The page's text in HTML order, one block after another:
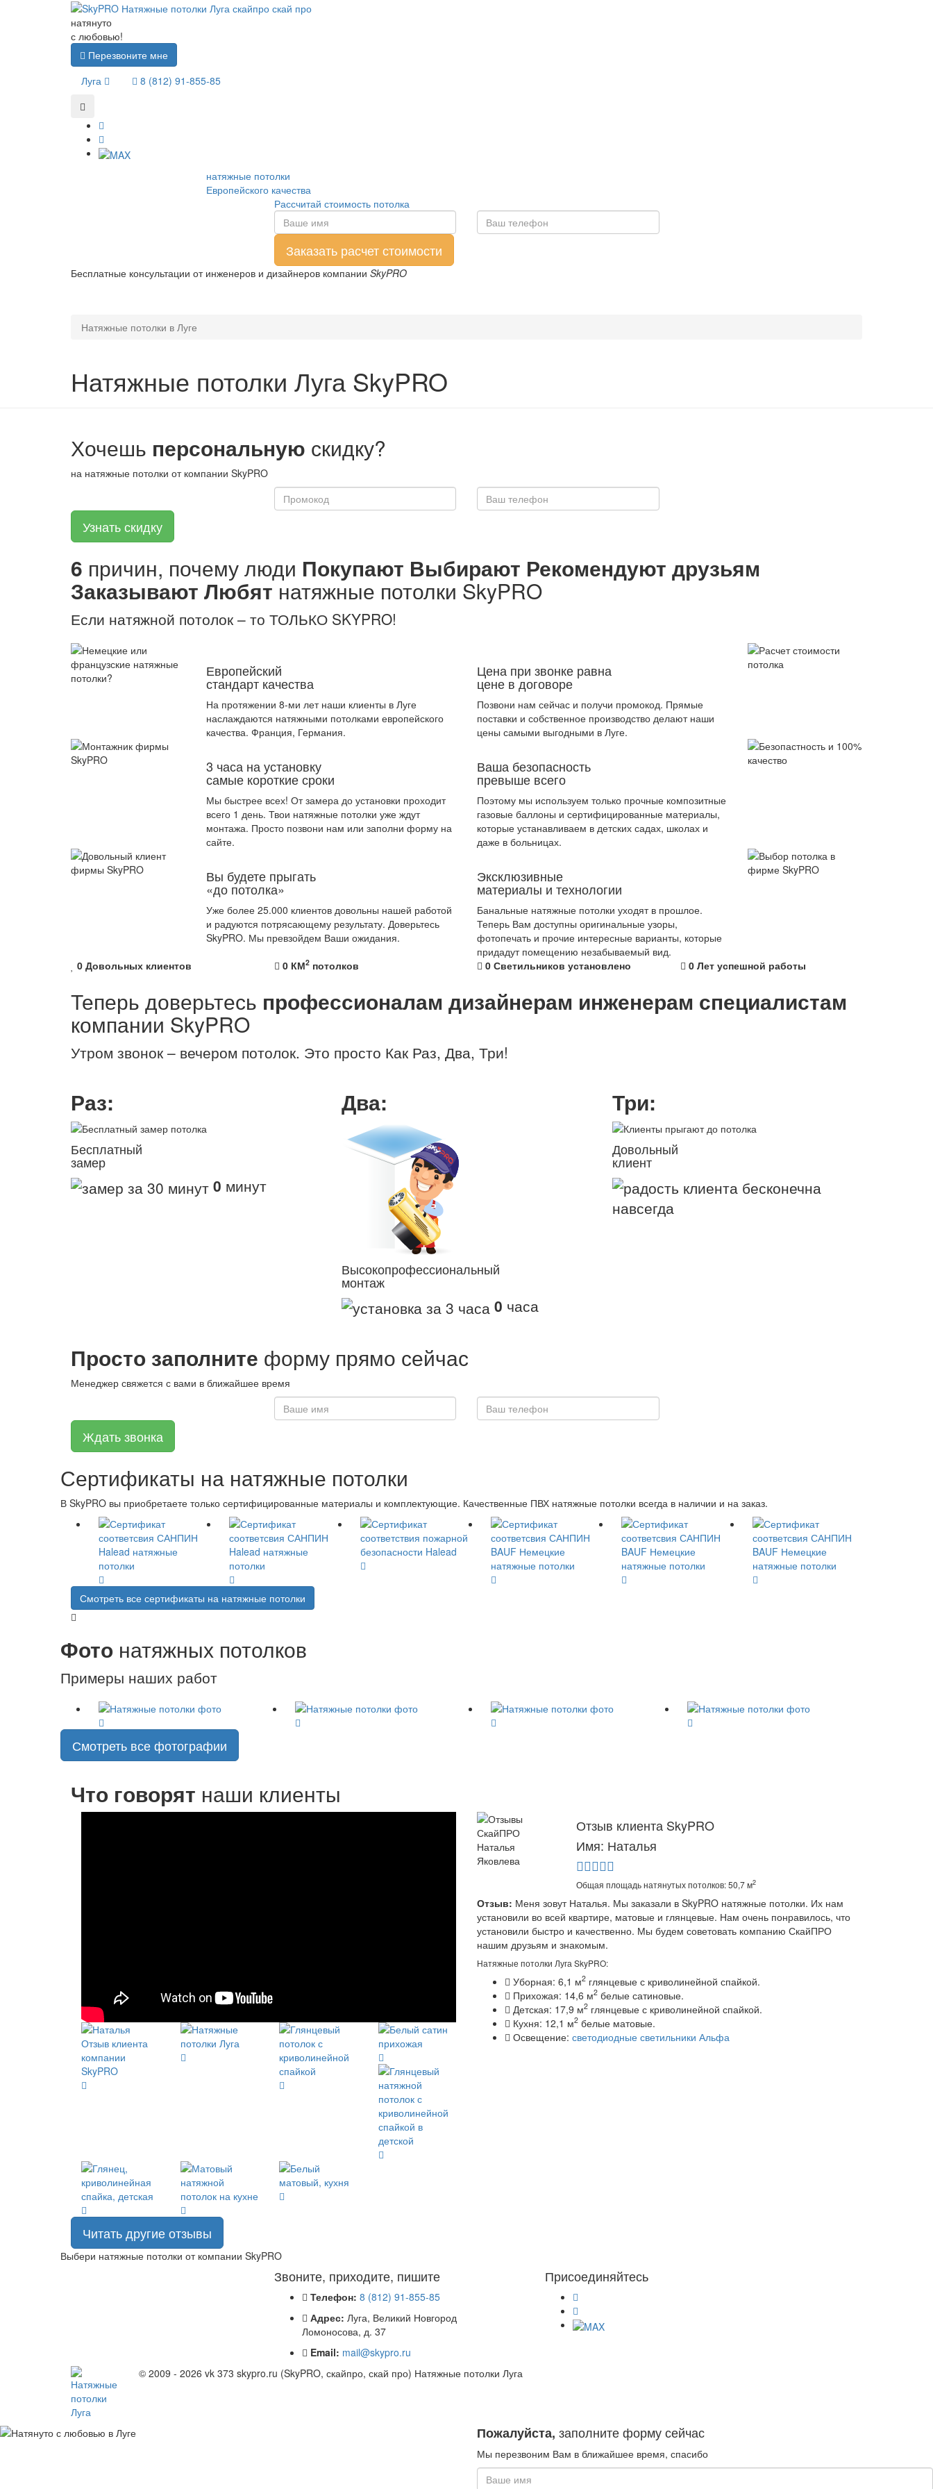
натянуто
с любовью!
Перезвоните мне
Луга
8 (812) 91-855-85
натяжные потолки
Европейского качества
Рассчитай стоимость потолка
Бесплатные консультации от инженеров и дизайнеров компании SkyPRO
Натяжные потолки в Луге
Натяжные потолки Луга SkyPRO
Хочешь персональную скидку?
на натяжные потолки от компании SkyPRO
6 причин, почему люди Покупают Выбирают Рекомендуют друзьям
Заказывают Любят натяжные потолки SkyPRO
Если натяжной потолок – то ТОЛЬКО SKYPRO!
Европейский
стандарт качества
На протяжении 8-ми лет наши клиенты в Луге
наслаждаются натяжными потолками европейского
качества. Франция, Германия.
Цена при звонке равна
цене в договоре
Позвони нам сейчас и получи промокод. Прямые
поставки и собственное производство делают наши
цены самыми выгодными в Луге.
3 часа на установку
самые короткие сроки
Мы быстрее всех! От замера до установки проходит
всего 1 день. Твои натяжные потолки уже ждут
монтажа. Просто позвони нам или заполни форму на
сайте.
Ваша безопасность
превыше всего
Поэтому мы используем только прочные композитные
газовые баллоны и сертифицированные материалы,
которые устанавливаем в детских садах, школах и
даже в больницах.
Вы будете прыгать
«до потолка»
Уже более 25.000 клиентов довольны нашей работой
и радуются потрясающему результату. Доверьтесь
SkyPRO. Мы превзойдем Ваши ожидания.
Эксклюзивные
материалы и технологии
Банальные натяжные потолки уходят в прошлое.
Теперь Вам доступны оригинальные узоры,
фотопечать и прочие интересные варианты, которые
придадут помещению незабываемый вид.
0 Довольных клиентов 0 КМ2потолков 0 Светильников установлено 0 Лет успешной работы
Теперь доверьтесь профессионалам дизайнерам инженерам специалистам
компании SkyPRO
Утром звонок – вечером потолок. Это просто Как Раз, Два, Три!
Раз:
Бесплатный
замер
0 минут
Два:
Высокопрофессиональный
монтаж
0 часа
Три:
Довольный
клиент
навсегда
Просто заполните форму прямо сейчас
Менеджер свяжется с вами в ближайшее время
Сертификаты на натяжные потолки
В SkyPRO вы приобретаете только сертифицированные материалы и комплектующие. Качественные ПВХ натяжные потолки всегда в наличии и на заказ.
Смотреть все сертификаты на натяжные потолки
Фото натяжных потолков
Примеры наших работ
Смотреть все фотографии
Что говорят наши клиенты
Отзыв клиента SkyPRO
Имя: Наталья
Общая площадь натянутых потолков: 50,7 м2
Отзыв: Меня зовут Наталья. Мы заказали в SkyPRO натяжные потолки. Их нам
установили во всей квартире, матовые и глянцевые. Нам очень понравилось, что
установили быстро и качественно. Мы будем советовать компанию СкайПРО
нашим друзьям и знакомым.
Натяжные потолки Луга SkyPRO:
Уборная: 6,1 м2 глянцевые с криволинейной спайкой.
Прихожая: 14,6 м2 белые сатиновые.
Детская: 17,9 м2 глянцевые с криволинейной спайкой.
Кухня: 12,1 м2 белые матовые.
Освещение: светодиодные светильники Альфа
Читать другие отзывы
Выбери натяжные потолки от компании SkyPRO
Звоните, приходите, пишите
Телефон: 8 (812) 91-855-85
Адрес: Луга, Великий Новгород
Ломоносова, д. 37
Email: mail@skypro.ru
Присоединяйтесь
© 2009 - 2026 vk 373 skypro.ru (SkyPRO, скайпро, скай про) Натяжные потолки Луга
Пожалуйста, заполните форму сейчас
Мы перезвоним Вам в ближайшее время, спасибо